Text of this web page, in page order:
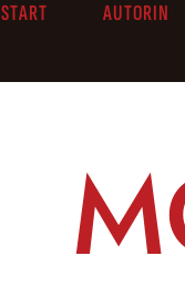
START AUTORIN